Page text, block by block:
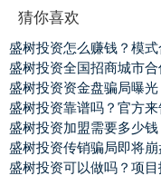
猜你喜欢
盛树投资怎么赚钱？模式
盛树投资全国招商城市
盛树投资资金盘骗局曝
盛树投资靠谱吗？官方来
盛树投资加盟需要多少钱
盛树投资传销骗局即将
盛树投资可以做吗？项